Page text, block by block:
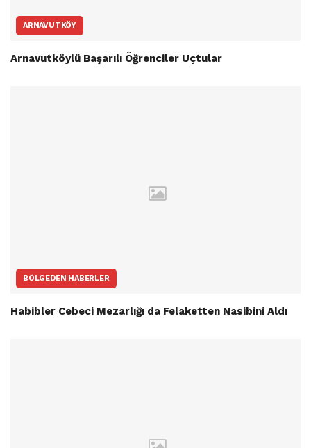
ARNAVUTKÖY
Arnavutköylü Başarılı Öğrenciler Uçtular
BÖLGEDEN HABERLER
Habibler Cebeci Mezarlığı da Felaketten Nasibini Aldı